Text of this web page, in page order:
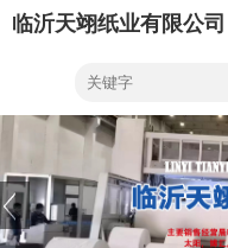
临沂天翊纸业有限公司